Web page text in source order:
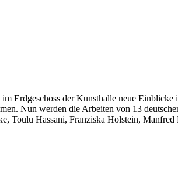
Erdgeschoss der Kunsthalle neue
Nun werden die Arbeiten von 13
Toulu Hassani, Franziska Holstein,